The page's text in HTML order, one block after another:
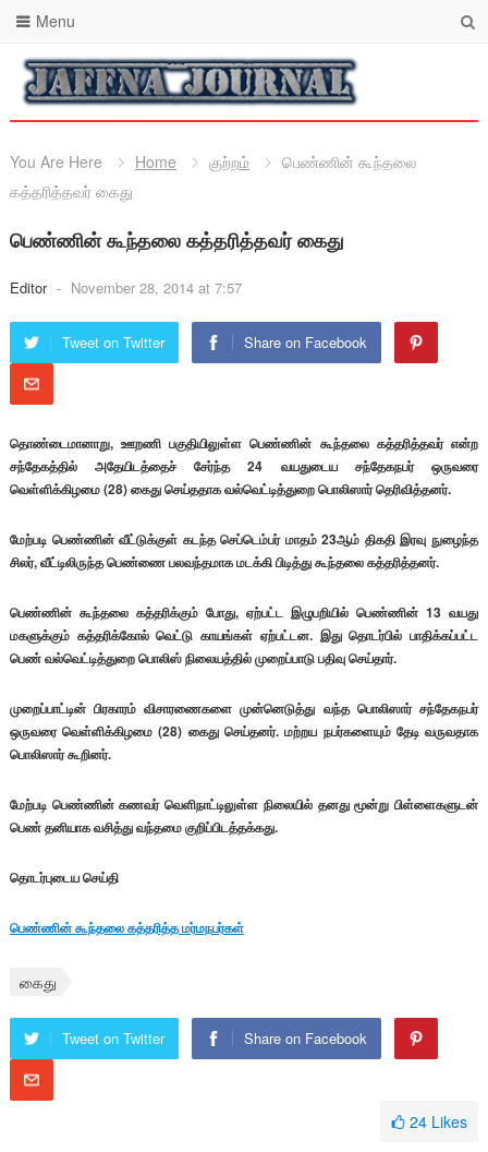
Menu
You Are Here Home குற்றம்
பெண்ணின் கூந்தலை
கத்தரித்தவர் கைது
பெண்ணின் கூந்தலை கத்தரித்தவர் கைது
Editor - November 28, 2014 at 7:57
Tweet on Twitter Share on Facebook
தொண்டைமானாறு, ஊறணி பகுதியிலுள்ள பெண்ணின் கூந்தலை கத்தரித்தவர் என்ற
சந்தேகத்தில் அதேயிடத்தைச் சேர்ந்த 24 வயதுடைய சந்தேகநபர் ஒருவரை
வெள்ளிக்கிழமை (28) கைது செய்ததாக வல்வெட்டித்துறை பொலிஸார் தெரிவித்தனர்.
மேற்படி பெண்ணின் வீட்டுக்குள் கடந்த செப்டெம்பர் மாதம் 23ஆம் திகதி இரவு நுழைந்த
சிலர், வீட்டிலிருந்த பெண்ணை பலவந்தமாக மடக்கி பிடித்து கூந்தலை கத்தரித்தனர்.
பெண்ணின் கூந்தலை கத்தரிக்கும் போது, ஏற்பட்ட இழுபறியில் பெண்ணின் 13 வயது
மகளுக்கும் கத்தரிக்கோல் வெட்டு காயங்கள் ஏற்பட்டன. இது தொடர்பில் பாதிக்கப்பட்ட
பெண் வல்வெட்டித்துறை பொலிஸ் நிலையத்தில் முறைப்பாடு பதிவு செய்தார்.
முறைப்பாட்டின் பிரகாரம் விசாரணைகளை முன்னெடுத்து வந்த பொலிஸார் சந்தேகநபர்
ஒருவரை வெள்ளிக்கிழமை (28) கைது செய்தனர். மற்றய நபர்களையும் தேடி வருவதாக
பொலிஸார் கூறினர்.
மேற்படி பெண்ணின் கணவர் வெளிநாட்டிலுள்ள நிலையில் தனது மூன்று பிள்ளைகளுடன்
பெண் தனியாக வசித்து வந்தமை குறிப்பிடத்தக்கது.
தொடர்புடைய செய்தி
பெண்ணின் கூந்தலை கத்தரித்த மர்மநபர்கள்
கைது
Tweet on Twitter Share on Facebook
24 Likes